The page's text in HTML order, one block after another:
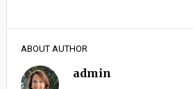
ABOUT AUTHOR
admin